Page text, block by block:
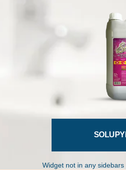
Widget not in any sidebars